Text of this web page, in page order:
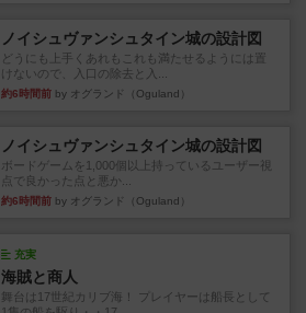
ノイシュヴァンシュタイン城の設計図
どうにも上手くあれもこれも満たせるようには置
けないので、入口の除去と入...
約6時間前 by オグランド（Oguland）
ノイシュヴァンシュタイン城の設計図
ボードゲームを1,000個以上持っているユーザー視
点で良かった点と悪か...
約6時間前 by オグランド（Oguland）
充実
海賊と商人
舞台は17世紀カリブ海！ プレイヤーは船長として